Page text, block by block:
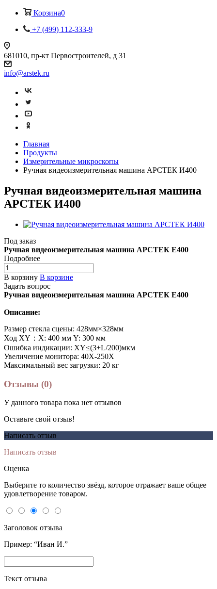
Корзина0
+7 (499) 112-333-9
681010, пр-кт Первостроителей, д 31
info@arstek.ru
Главная
Продукты
Измерительные микроскопы
Ручная видеоизмерительная машина АРСТЕК И400
Ручная видеоизмерительная машина
АРСТЕК И400
Под заказ
Ручная видеоизмерительная машина АРСТЕК E400
Подробнее
В корзину В корзине
Задать вопрос
Ручная видеоизмерительная машина АРСТЕК E400
Описание:
Размер стекла сцены: 428мм×328мм
Ход XY：X: 400 мм Y: 300 мм
Ошибка индикации: XY≤(3+L/200)мкм
Увеличение монитора: 40X-250X
Максимальный вес загрузки: 20 кг
Отзывы (0)
У данного товара пока нет отзывов
Оставьте свой отзыв!
Написать отзыв
Написать отзыв
Оценка
Выберите то количество звёзд, которое отражает ваше общее
удовлетворение товаром.
Заголовок отзыва
Пример: “Иван И.”
Текст отзыва